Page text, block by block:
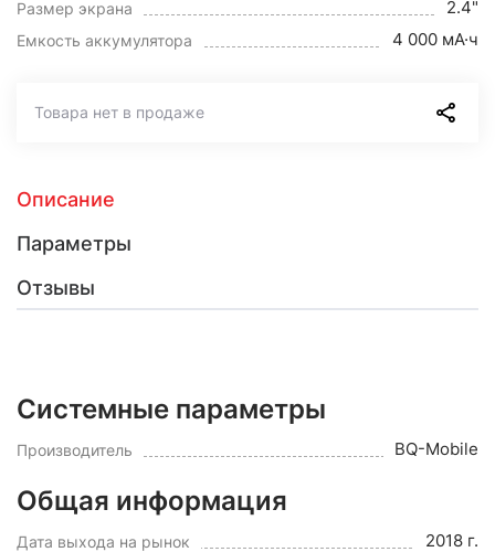
Размер экрана 2.4"
Емкость аккумулятора 4 000 мА·ч
Товара нет в продаже
Описание
Параметры
Отзывы
Системные параметры
Производитель BQ-Mobile
Общая информация
Дата выхода на рынок 2018 г.